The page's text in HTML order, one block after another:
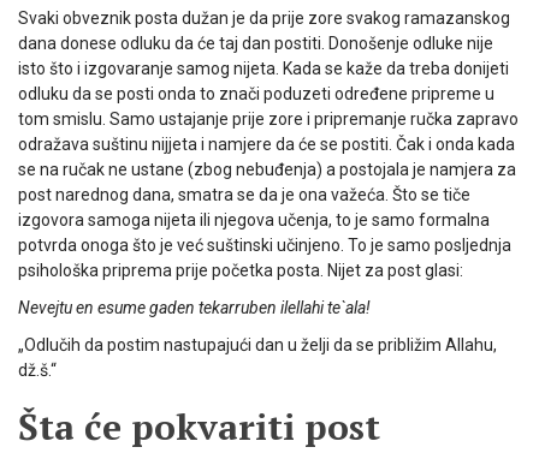
Svaki obveznik posta dužan je da prije zore svakog ramazanskog
dana donese odluku da će taj dan postiti. Donošenje odluke nije
isto što i izgovaranje samog nijeta. Kada se kaže da treba donijeti
odluku da se posti onda to znači poduzeti određene pripreme u
tom smislu. Samo ustajanje prije zore i pripremanje ručka zapravo
odražava suštinu nijjeta i namjere da će se postiti. Čak i onda kada
se na ručak ne ustane (zbog nebuđenja) a postojala je nam­jera za
post narednog dana, smatra se da je ona važeća. Što se tiče
izgovora samoga nijeta ili njegova učenja, to je samo formalna
potvrda onoga što je već suštinski učinjeno. To je samo posljednja
psihološka priprema prije početka posta. Nijet za post glasi:
Nevejtu en esume gaden tekarruben ilellahi te`ala!
„Odlučih da postim nastupajući dan u želji da se približim Allahu,
dž.š.“
Šta će pokvariti post